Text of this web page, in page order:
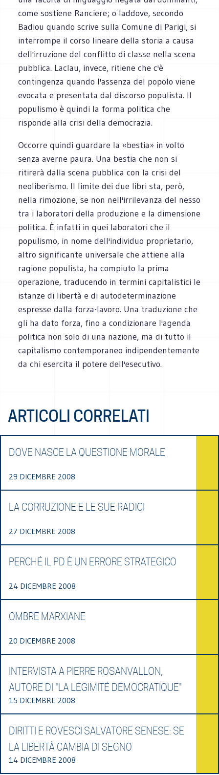
come sostiene Ranciere; o laddove, secondo
Badiou quando scrive sulla Comune di Parigi, si
interrompe il corso lineare della storia a causa
dell'irruzione del conflitto di classe nella scena
pubblica. Laclau, invece, ritiene che c'è
contingenza quando l'assenza del popolo viene
evocata e presentata dal discorso populista. Il
populismo è quindi la forma politica che
risponde alla crisi della democrazia.
Occorre quindi guardare la «bestia» in volto
senza averne paura. Una bestia che non si
ritirerà dalla scena pubblica con la crisi del
neoliberismo. Il limite dei due libri sta, però,
nella rimozione, se non nell'irrilevanza del nesso
tra i laboratori della produzione e la dimensione
politica. È infatti in quei laboratori che il
populismo, in nome dell'individuo proprietario,
altro significante universale che attiene alla
ragione populista, ha compiuto la prima
operazione, traducendo in termini capitalistici le
istanze di libertà e di autodeterminazione
espresse dalla forza-lavoro. Una traduzione che
gli ha dato forza, fino a condizionare l'agenda
politica non solo di una nazione, ma di tutto il
capitalismo contemporaneo indipendentemente
da chi esercita il potere dell'esecutivo.
ARTICOLI CORRELATI
DOVE NASCE LA QUESTIONE MORALE
29 DICEMBRE 2008
LA CORRUZIONE E LE SUE RADICI
27 DICEMBRE 2008
PERCHÉ IL PD È UN ERRORE STRATEGICO
24 DICEMBRE 2008
OMBRE MARXIANE
20 DICEMBRE 2008
INTERVISTA A PIERRE ROSANVALLON,
AUTORE DI "LA LÉGIMITÉ DÉMOCRATIQUE"
15 DICEMBRE 2008
DIRITTI E ROVESCI SALVATORE SENESE: SE
LA LIBERTÀ CAMBIA DI SEGNO
14 DICEMBRE 2008